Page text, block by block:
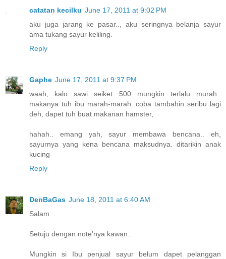
catatan kecilku June 17, 2011 at 9:02 PM
aku juga jarang ke pasar.., aku seringnya belanja sayur
ama tukang sayur keliling.
Reply
Gaphe June 17, 2011 at 9:37 PM
waah, kalo sawi seiket 500 mungkin terlalu murah..
makanya tuh ibu marah-marah. coba tambahin seribu lagi
deh, dapet tuh buat makanan hamster,
hahah.. emang yah, sayur membawa bencana.. eh,
sayurnya yang kena bencana maksudnya. ditarikin anak
kucing
Reply
DenBaGas June 18, 2011 at 6:40 AM
Salam
Setuju dengan note'nya kawan..
Mungkin si Ibu penjual sayur belum dapet pelanggan